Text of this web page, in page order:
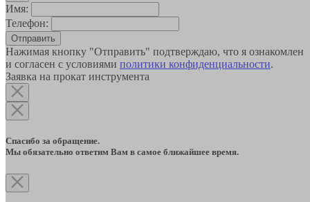
Имя:
Телефон:
Отправить
Нажимая кнопку "Отправить" подтверждаю, что я ознакомлен
и согласен с условиями политики конфиденциальности.
Заявка на прокат инструмента
Спасибо за обращение.
Мы обязательно ответим Вам в самое ближайшее время.